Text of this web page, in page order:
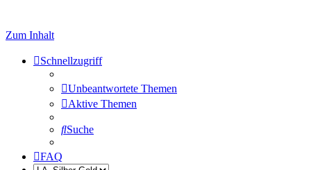
Zum Inhalt
Schnellzugriff
Unbeantwortete Themen
Aktive Themen
Suche
FAQ